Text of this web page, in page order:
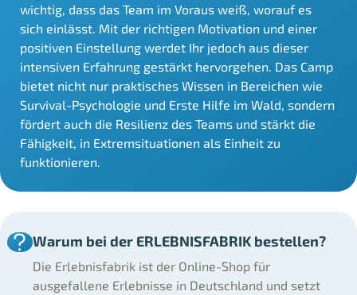
wichtig, dass das Team im Voraus weiß, worauf es
sich einlässt. Mit der richtigen Motivation und einer
positiven Einstellung werdet Ihr jedoch aus dieser
intensiven Erfahrung gestärkt hervorgehen. Das Camp
bietet nicht nur praktisches Wissen in Bereichen wie
Survival-Psychologie und Erste Hilfe im Wald, sondern
fördert auch die Resilienz des Teams und stärkt die
Fähigkeit, in Extremsituationen als Einheit zu
funktionieren.
Warum bei der ERLEBNISFABRIK bestellen?
Die Erlebnisfabrik ist der Online-Shop für
ausgefallene Erlebnisse in Deutschland und setzt